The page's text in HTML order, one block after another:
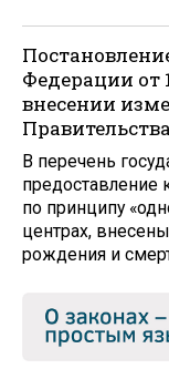
Федерации от
внесении
В перечень
предоставление
по принципу
центрах,
рождения и